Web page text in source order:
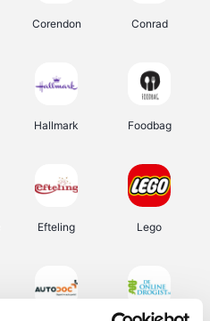
Corendon Conrad
Hallmark Foodbag
Efteling Lego